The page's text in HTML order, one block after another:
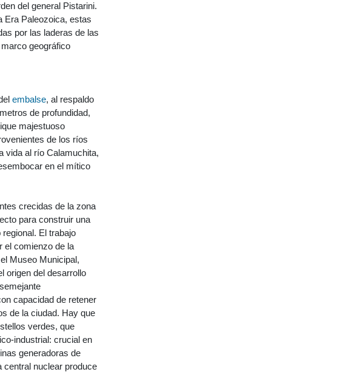
del general Pistarini.
Era Paleozoica, estas
por las laderas de las
geográfico
embalse, al respaldo
de profundidad,
majestuoso
de los ríos
vida al río Calamuchita,
en el mítico
crecidas de la zona
para construir una
El trabajo
el comienzo de la
Museo Municipal,
origen del desarrollo
capacidad de retener
de la ciudad. Hay que
verdes, que
industrial: crucial en
generadoras de
central nuclear produce